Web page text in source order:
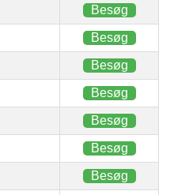
Besøg
Besøg
Besøg
Besøg
Besøg
Besøg
Besøg